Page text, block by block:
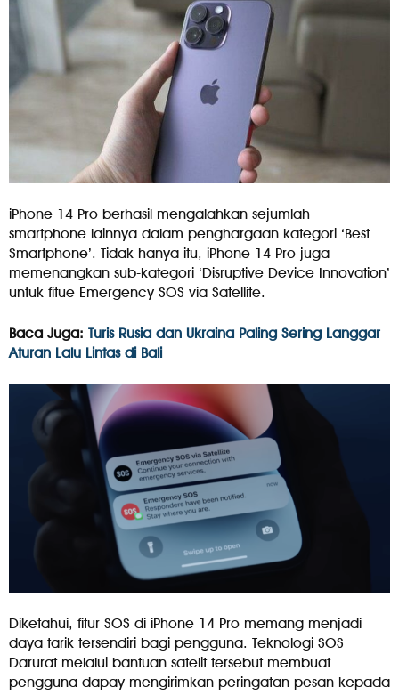
iPhone 14 Pro berhasil mengalahkan sejumlah
smartphone lainnya dalam penghargaan kategori ‘Best
Smartphone’. Tidak hanya itu, iPhone 14 Pro juga
memenangkan sub-kategori ‘Disruptive Device Innovation’
untuk fitue Emergency SOS via Satellite.
Baca Juga: Turis Rusia dan Ukraina Paling Sering Langgar
Aturan Lalu Lintas di Bali
Diketahui, fitur SOS di iPhone 14 Pro memang menjadi
daya tarik tersendiri bagi pengguna. Teknologi SOS
Darurat melalui bantuan satelit tersebut membuat
pengguna dapay mengirimkan peringatan pesan kepada